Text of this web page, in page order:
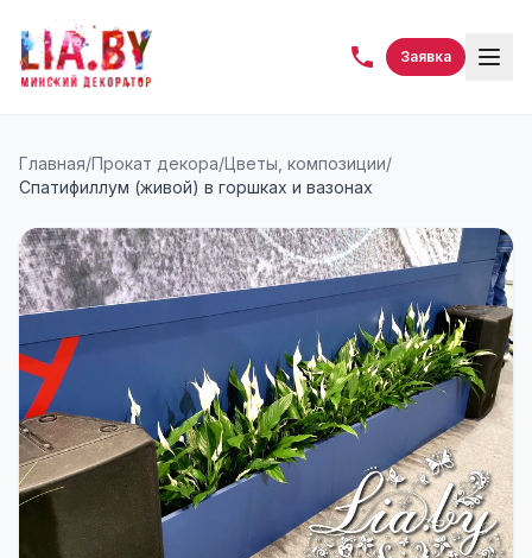
Заявка
Главная/Прокат декора/Цветы, композиции/
Спатифиллум (живой) в горшках и вазонах